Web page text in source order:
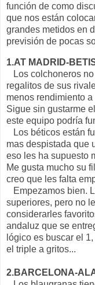
función de como
que nos están
grandes metidos en
previsión de pocas
1.AT MADRID-
Los colchoneros
regalitos de sus
menos rendimiento
Sigue sin gustarme
este equipo podría
Los béticos están
mas despistada que
eso les ha supuesto
Me gusta mucho su
creo que les falta
Empezamos bien.
superiores, pero no
considerarles
andaluz que se
lógico es buscar el
el triple a gritos...
2.BARCELONA-